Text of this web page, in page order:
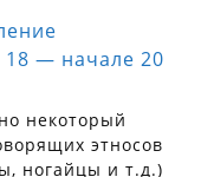
18 — начале 20
некоторый
этносов
ногайцы и т.д.)